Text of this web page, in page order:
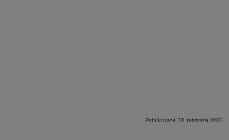
Publikované 28. februára 2025